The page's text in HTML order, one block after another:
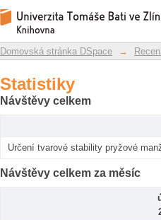
Statistiky
Repozitář DSpace/Manakin
Domovská stránka DSpace →
Statistiky
Návštěvy celkem
Určení tvarové stability pryžové
Návštěvy celkem za měsíc